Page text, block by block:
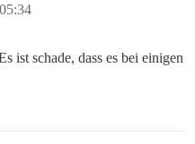
ist schade, dass es bei einigen